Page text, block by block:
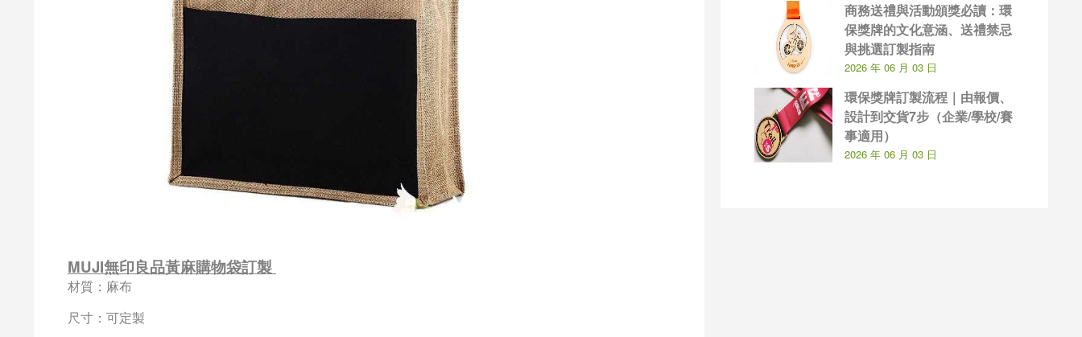
MUJI無印良品黃麻購物袋訂製
材質：麻布
尺寸：可定製
商務送禮與活動頒獎必讀：環
保獎牌的文化意涵、送禮禁忌
與挑選訂製指南
2026 年 06 月 03 日
環保獎牌訂製流程｜由報價、
設計到交貨7步（企業/學校/賽
事適用）
2026 年 06 月 03 日